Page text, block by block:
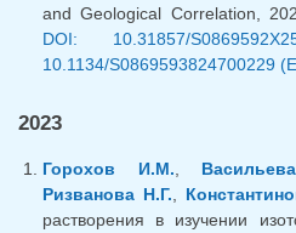
and Geological Correlation,
DOI: 10.31857/
10.1134/S0869593824700229
2023
Горохов И.М.
Ризванова Н.Г.
растворения в изучении